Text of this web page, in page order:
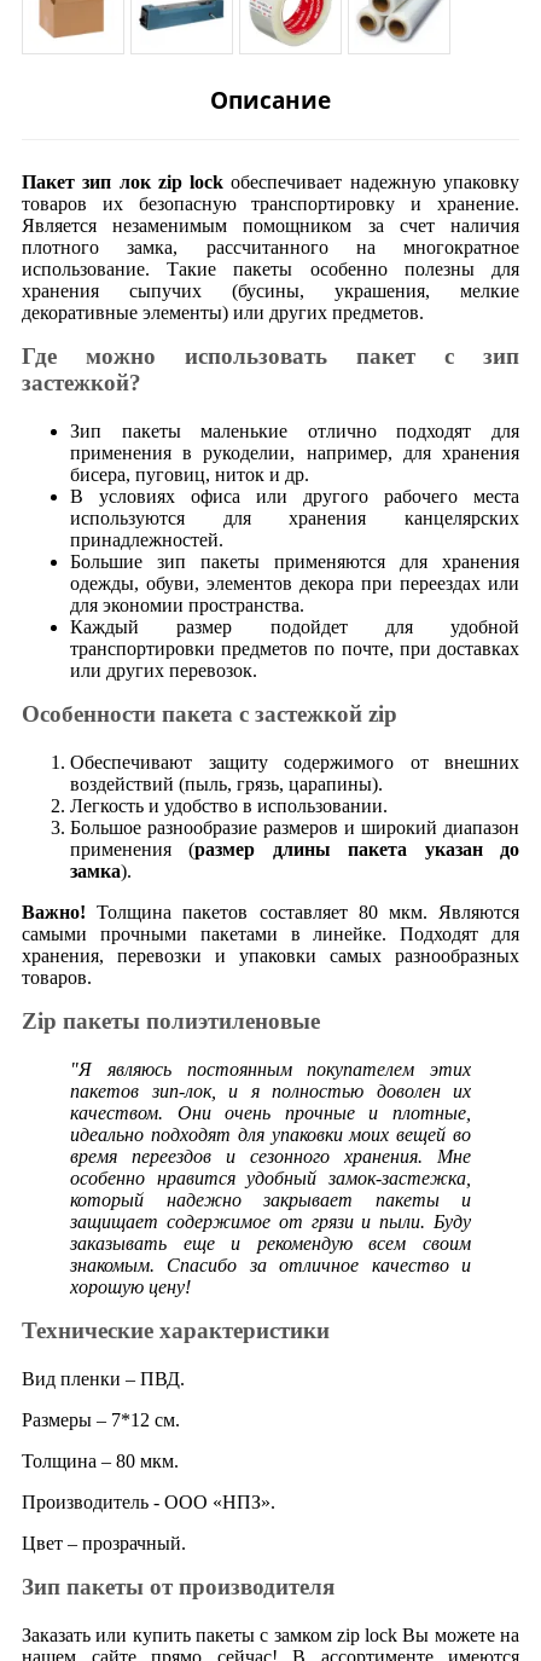
Описание
Пакет зип лок zip lockобеспечивает надежную упаковку
товаров их безопасную транспортировку и хранение.
Является незаменимым помощником за счет наличия
плотного замка, рассчитанного на многократное
использование. Такие пакеты особенно полезны для
хранения сыпучих (бусины, украшения, мелкие
декоративные элементы) или других предметов.
Где можно использовать пакет с зип
застежкой?
Зип пакеты маленькие отлично подходят для
применения в рукоделии, например, для хранения
бисера, пуговиц, ниток и др.
В условиях офиса или другого рабочего места
используются для хранения канцелярских
принадлежностей.
Большие зип пакеты применяются для хранения
одежды, обуви, элементов декора при переездах или
для экономии пространства.
Каждый размер подойдет для удобной
транспортировки предметов по почте, при доставках
или других перевозок.
Особенности пакета с застежкой zip
Обеспечивают защиту содержимого от внешних
воздействий (пыль, грязь, царапины).
Легкость и удобство в использовании.
Большое разнообразие размеров и широкий диапазон
применения (размер длины пакета указан до
замка).
Важно!Толщина пакетов составляет 80 мкм. Являются
самыми прочными пакетами в линейке. Подходят для
хранения, перевозки и упаковки самых разнообразных
товаров.
Zip пакеты полиэтиленовые
"Я являюсь постоянным покупателем этих
пакетов зип-лок, и я полностью доволен их
качеством. Они очень прочные и плотные,
идеально подходят для упаковки моих вещей во
время переездов и сезонного хранения. Мне
особенно нравится удобный замок-застежка,
который надежно закрывает пакеты и
защищает содержимое от грязи и пыли. Буду
заказывать еще и рекомендую всем своим
знакомым. Спасибо за отличное качество и
хорошую цену!
Технические характеристики
Вид пленки – ПВД.
Размеры – 7*12 см.
Толщина – 80 мкм.
Производитель - ООО «НПЗ».
Цвет – прозрачный.
Зип пакеты от производителя
Заказать или купить пакеты с замком zip lock Вы можете на
нашем сайте прямо сейчас! В ассортименте имеются